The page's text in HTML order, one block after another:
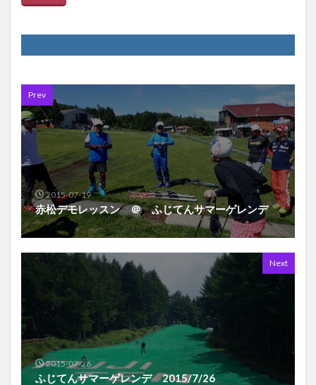
Prev
2015-07-19
赤松デモレッスン ＠ ふじてんサマーゲレンデ
Next
2015-07-26
ふじてんサマーゲレンデ 2015/7/26